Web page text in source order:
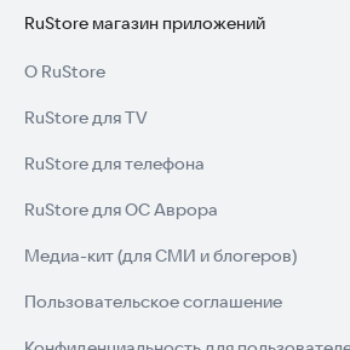
RuStore магазин приложений
О RuStore
RuStore для TV
RuStore для телефона
RuStore для ОС Аврора
Медиа-кит (для СМИ и блогеров)
Пользовательское соглашение